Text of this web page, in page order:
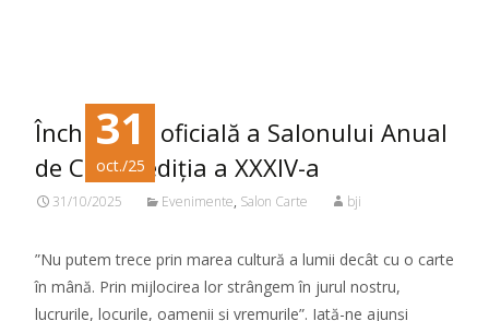
31
oct./25
Închiderea oficială a Salonului Anual
de Carte, ediția a XXXIV-a
31/10/2025 Evenimente, Salon Carte bji
”Nu putem trece prin marea cultură a lumii decât cu o carte
în mână. Prin mijlocirea lor strângem în jurul nostru,
lucrurile, locurile, oamenii şi vremurile”. Iată-ne ajunși